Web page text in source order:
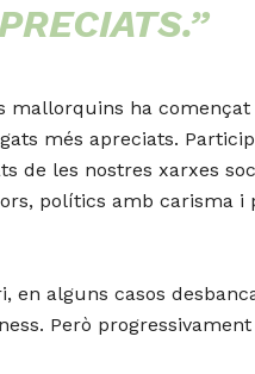
ha
més apreciats.
de les nostres xarxes
polítics amb carisma i
en alguns casos
Però